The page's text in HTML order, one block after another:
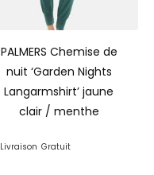
PALMERS Chemise de
nuit ‘Garden Nights
Langarmshirt’ jaune
clair / menthe
Livraison Gratuit